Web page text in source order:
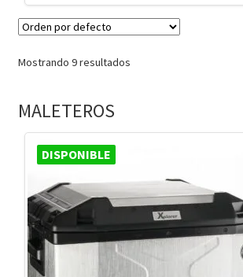
Mostrando 9 resultados
MALETEROS
DISPONIBLE